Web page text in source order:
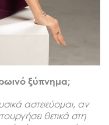
ξύπνημα;
αστειεύομαι, αν
θετικά στη